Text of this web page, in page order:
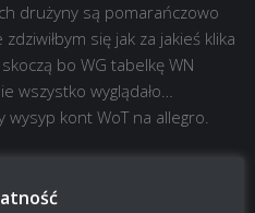
drużyny są pomarańczowo
się jak za jakieś klika
bo WG tabelkę WN
wszystko wyglądało…
kont WoT na allegro.